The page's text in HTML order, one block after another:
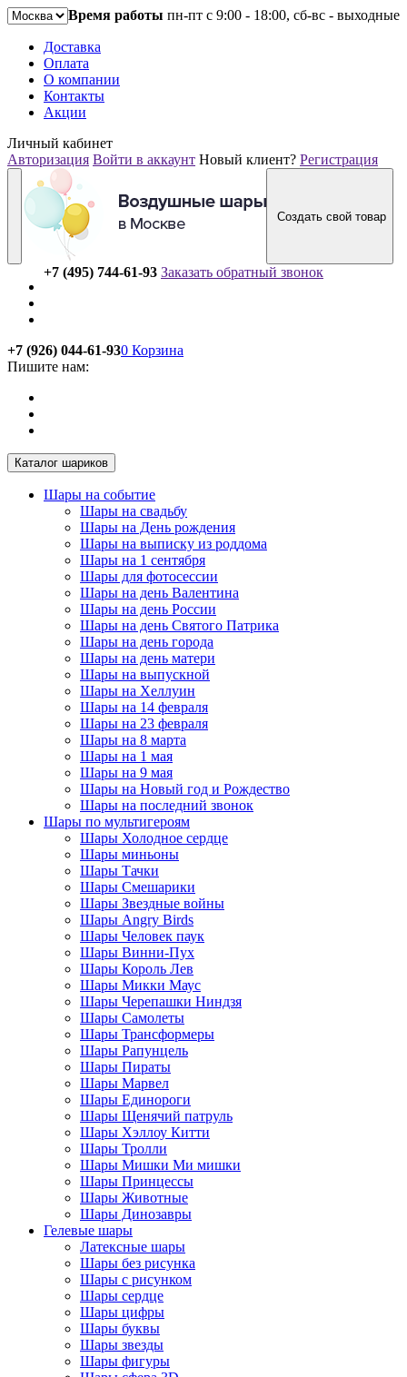
Время работы пн-пт с 9:00 - 18:00, сб-вс - выходные
Доставка
Оплата
О компании
Контакты
Акции
Личный кабинет
Авторизация Войти в аккаунт Новый клиент? Регистрация
Создать свой товар
+7 (495) 744-61-93 Заказать обратный звонок
+7 (926) 044-61-93
Пишите нам:
0 Корзина
Каталог шариков
Шары на событие
Шары на свадьбу
Шары на День рождения
Шары на выписку из роддома
Шары на 1 сентября
Шары для фотосессии
Шары на день Валентина
Шары на день России
Шары на день Святого Патрика
Шары на день города
Шары на день матери
Шары на выпускной
Шары на Хеллуин
Шары на 14 февраля
Шары на 23 февраля
Шары на 8 марта
Шары на 1 мая
Шары на 9 мая
Шары на Новый год и Рождество
Шары на последний звонок
Шары по мультигероям
Шары Холодное сердце
Шары миньоны
Шары Тачки
Шары Смешарики
Шары Звездные войны
Шары Angry Birds
Шары Человек паук
Шары Винни-Пух
Шары Король Лев
Шары Микки Маус
Шары Черепашки Ниндзя
Шары Самолеты
Шары Трансформеры
Шары Рапунцель
Шары Пираты
Шары Марвел
Шары Единороги
Шары Щенячий патруль
Шары Хэллоу Китти
Шары Тролли
Шары Мишки Ми мишки
Шары Принцессы
Шары Животные
Шары Динозавры
Гелевые шары
Латексные шары
Шары без рисунка
Шары с рисунком
Шары сердце
Шары цифры
Шары буквы
Шары звезды
Шары фигуры